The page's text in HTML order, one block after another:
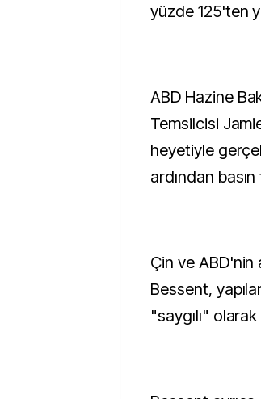
yüzde 125'ten
ABD Hazine
Temsilcisi
heyetiyle
ardından
Çin ve ABD'nin
Bessent,
"saygılı"